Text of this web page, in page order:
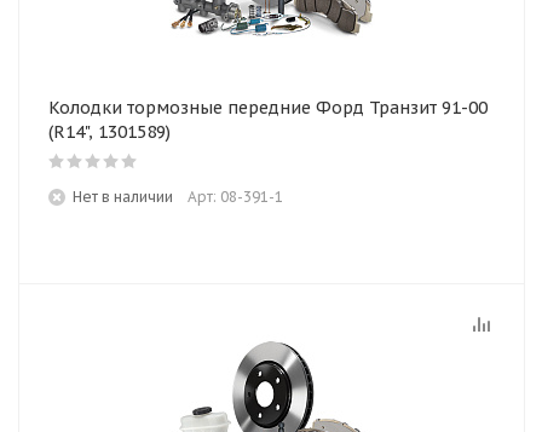
Колодки тормозные передние Форд Транзит 91-00
(R14", 1301589)
Нет в наличии Арт: 08-391-1